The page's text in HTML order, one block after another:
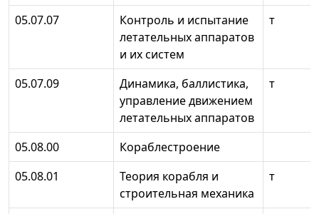
05.07.07
Контроль и испытание
летательных аппаратов
и их систем
т
05.07.09
Динамика, баллистика,
управление движением
летательных аппаратов
т
05.08.00
Кораблестроение
05.08.01
Теория корабля и
строительная механика
т